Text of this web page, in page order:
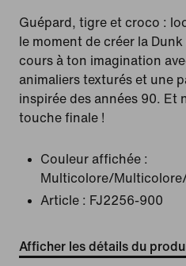
Guépard, tigre et croco :
le moment de créer la
cours à ton imagination
animaliers texturés et une
inspirée des années 90. Et
touche finale !
Couleur affichée :
Multicolore/
Article : FJ2256-900
Afficher les détails du